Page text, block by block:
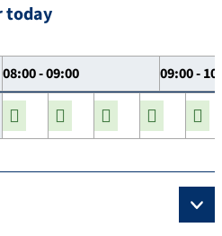
today
08:00 - 09:00 09:00 -